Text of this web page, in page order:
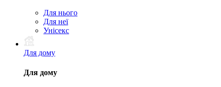
Для нього
Для неї
Унісекс
Для дому
Для дому